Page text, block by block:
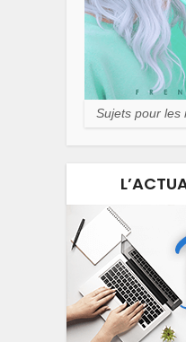
Sujets pour les